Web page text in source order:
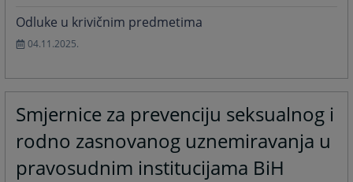
Odluke u krivičnim predmetima
04.11.2025.
Smjernice za prevenciju seksualnog i
rodno zasnovanog uznemiravanja u
pravosudnim institucijama BiH